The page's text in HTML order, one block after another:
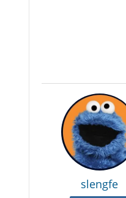
slengfe